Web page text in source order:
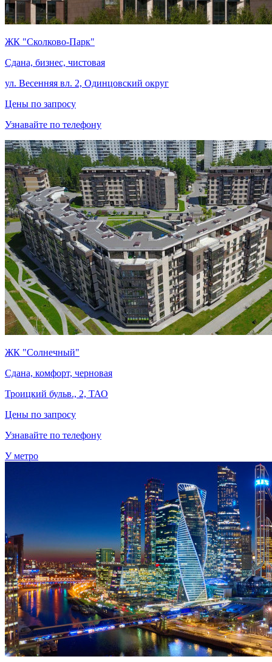
ЖК "Сколково-Парк"
Сдана, бизнес, чистовая
ул. Весенняя вл. 2, Одинцовский округ
Цены по запросу
Узнавайте по телефону
ЖК "Солнечный"
Сдана, комфорт, черновая
Троицкий бульв., 2, ТАО
Цены по запросу
Узнавайте по телефону
У метро